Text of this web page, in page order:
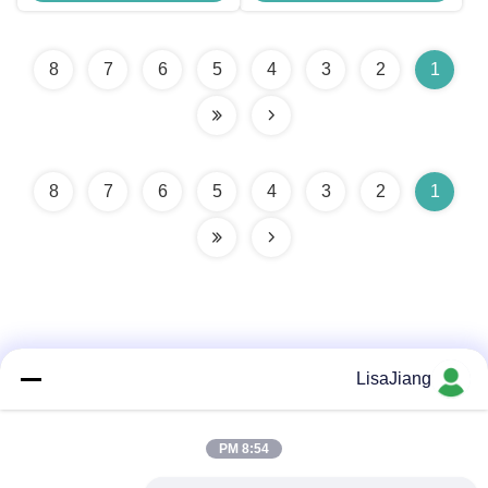
1
2
3
4
5
6
7
8
1
2
3
4
5
6
7
8
LisaJiang
8:54 PM